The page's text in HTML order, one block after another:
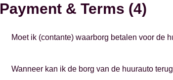
Payment & Terms (4)
Moet ik (contante) waarborg betalen voor de
Wanneer kan ik de borg van de huurauto